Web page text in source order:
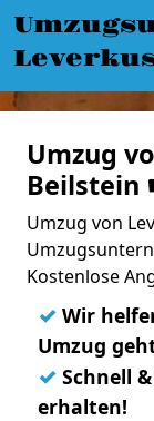
Umzug
Beilstein
Umzug von
Kostenlose
✓ Wir
Umzug
✓ Schnell
erhalten!